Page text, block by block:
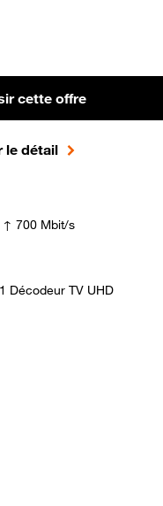
cette offre
le détail
700 Mbit/s
Décodeur TV UHD